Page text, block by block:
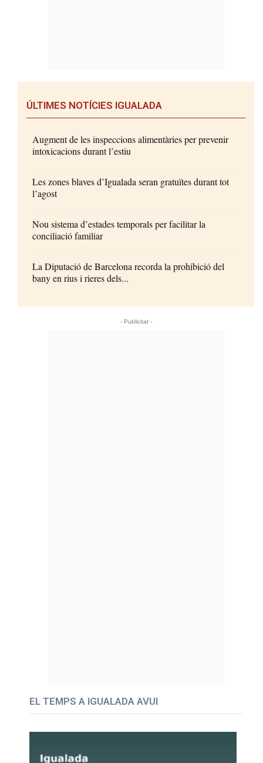
ÚLTIMES NOTÍCIES IGUALADA
Augment de les inspeccions alimentàries per prevenir
intoxicacions durant l’estiu
Les zones blaves d’Igualada seran gratuïtes durant tot
l’agost
Nou sistema d’estades temporals per facilitar la
conciliació familiar
La Diputació de Barcelona recorda la prohibició del
bany en rius i rieres dels...
- Publicitat -
EL TEMPS A IGUALADA AVUI